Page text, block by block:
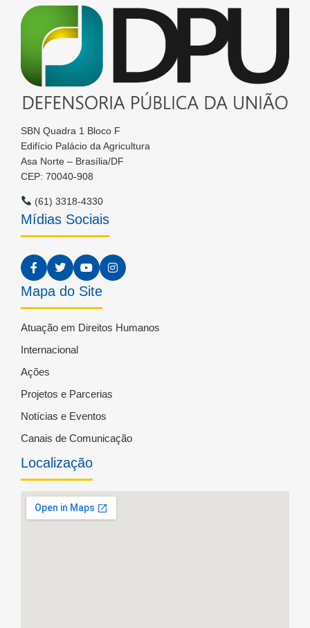
SBN Quadra 1 Bloco F
Edifício Palácio da Agricultura
Asa Norte – Brasília/DF
CEP: 70040-908
(61) 3318-4330
Mídias Sociais
Mapa do Site
Atuação em Direitos Humanos
Internacional
Ações
Projetos e Parcerias
Notícias e Eventos
Canais de Comunicação
Localização